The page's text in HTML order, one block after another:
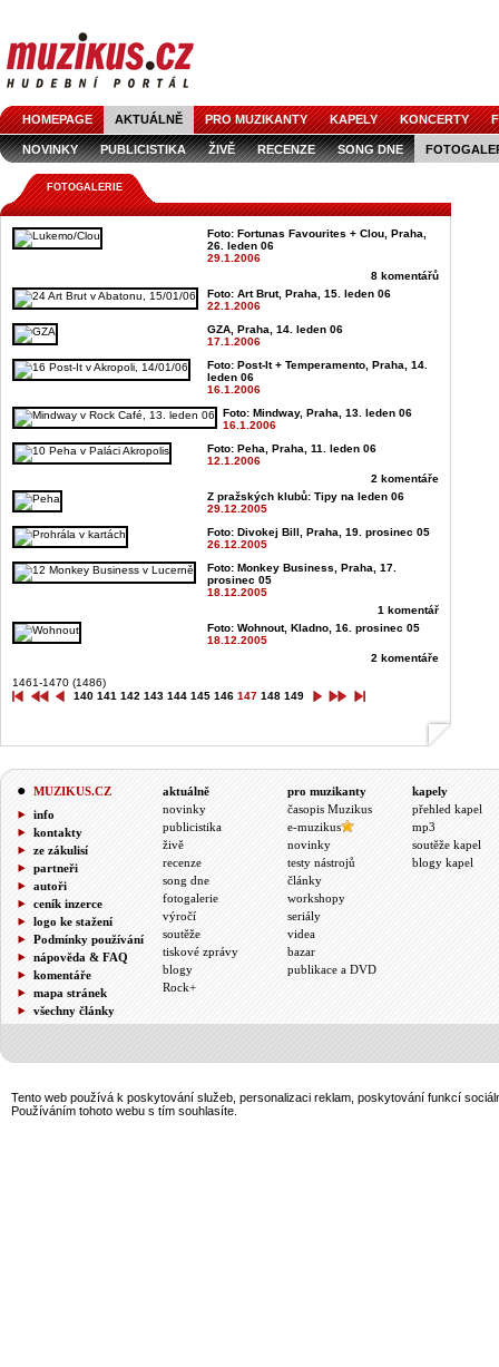
HOMEPAGE AKTUÁLNĚ PRO MUZIKANTY KAPELY KONCERTY
NOVINKY PUBLICISTIKA ŽIVĚ RECENZE SONG DNE
FOTOGALERIE
Foto: Fortunas Favourites + Clou, Praha,
26. leden 06
29.1.2006
8 komentářů
Foto: Art Brut, Praha, 15. leden 06
22.1.2006
GZA, Praha, 14. leden 06
17.1.2006
Foto: Post-It + Temperamento, Praha, 14.
leden 06
16.1.2006
Foto: Mindway, Praha, 13. leden 06
16.1.2006
Foto: Peha, Praha, 11. leden 06
12.1.2006
2 komentáře
Z pražských klubů: Tipy na leden 06
29.12.2005
Foto: Divokej Bill, Praha, 19. prosinec 05
26.12.2005
Foto: Monkey Business, Praha, 17.
prosinec 05
18.12.2005
1 komentář
Foto: Wohnout, Kladno, 16. prosinec 05
18.12.2005
2 komentáře
1461-1470 (1486)
140 141 142 143 144 145 146 147 148 149
MUZIKUS.CZ
info
kontakty
ze zákulisí
partneři
autoři
ceník inzerce
logo ke stažení
Podmínky používání
nápověda & FAQ
komentáře
mapa stránek
všechny články
aktuálně
novinky
publicistika
živě
recenze
song dne
fotogalerie
výročí
soutěže
tiskové zprávy
blogy
Rock+
pro muzikanty
časopis Muzikus
e-muzikus
novinky
testy nástrojů
články
workshopy
seriály
videa
bazar
publikace a DVD
kapely
přehled kapel
mp3
soutěže kapel
blogy kapel
Tento web používá k poskytování služeb, personalizaci reklam, poskytování funkcí
Používáním tohoto webu s tím souhlasíte.